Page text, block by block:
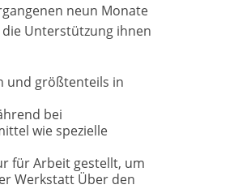
neun Monate
Unterstützung ihnen
und größtenteils in
bei
wie spezielle
für Arbeit gestellt, um
Werkstatt Über den